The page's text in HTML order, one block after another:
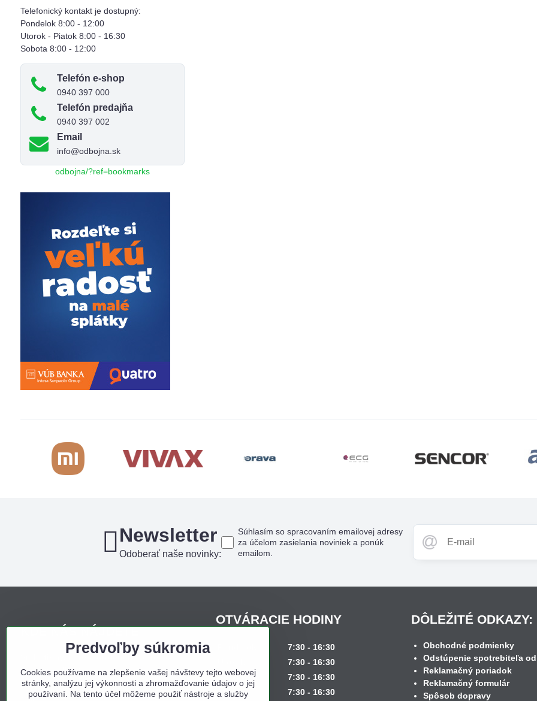
Telefonický kontakt je dostupný:
Pondelok 8:00 - 12:00
Utorok - Piatok 8:00 - 16:30
Sobota 8:00 - 12:00
Telefón e-shop
0940 397 000
Telefón predajňa
0940 397 002
Email
info@odbojna.sk
odbojna/?ref=bookmarks
Newsletter
Odoberať naše novinky:
Súhlasím so spracovaním emailovej adresy
za účelom zasielania noviniek a ponúk
emailom.
KDE NÁS NÁJDETE
Sídlo firmy, korešpondenčná adresa,
osobný odber:
Obchodný dom Bojná
OTVÁRACIE HODINY
7:30 - 16:30
7:30 - 16:30
Streda
7:30 - 16:30
Štvrtok
7:30 - 16:30
DÔLEŽITÉ ODKAZY:
Obchodné podmienky
Odstúpenie spotrebiteľa
Reklamačný poriadok
Reklamačný formulár
Spôsob dopravy
Predvoľby súkromia
Cookies používame na zlepšenie vašej návštevy tejto webovej
stránky, analýzu jej výkonnosti a zhromažďovanie údajov o jej
používaní. Na tento účel môžeme použiť nástroje a služby